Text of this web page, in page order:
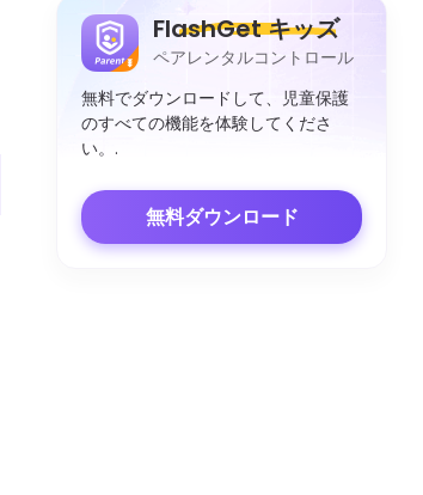
FlashGet キッズ
ペアレンタルコントロール
無料でダウンロードして、児童保護
のすべての機能を体験してくださ
い。.
無料ダウンロード